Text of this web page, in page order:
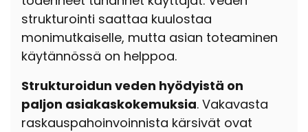
strukturointi saattaa kuulostaa
monimutkaiselle, mutta asian toteaminen
käytännössä on helppoa.
Strukturoidun veden hyödyistä on
paljon asiakaskokemuksia. Vakavasta
raskauspahoinvoinnista kärsivät ovat